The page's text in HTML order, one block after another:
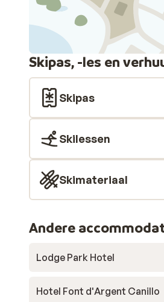
Skipas, -les en
Skipas
Skilessen
Skimateriaal
Andere
Lodge Park Hotel
Hotel Font d'Argent Canillo